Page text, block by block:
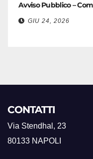
Avviso Pubblico –
GIU 24, 2026
CONTATTI
Via Stendhal, 23
80133 NAPOLI